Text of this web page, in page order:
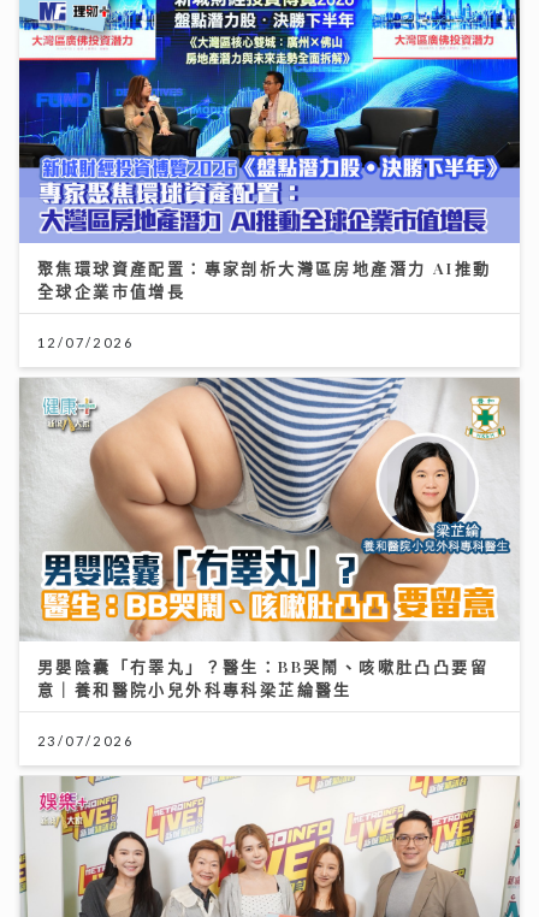
聚焦環球資產配置：專家剖析大灣區房地產潛力 AI推動
全球企業市值增長
12/07/2026
男嬰陰囊「冇睪丸」？醫生：BB哭鬧、咳嗽肚凸凸要留
意｜養和醫院小兒外科專科梁芷綸醫生
23/07/2026